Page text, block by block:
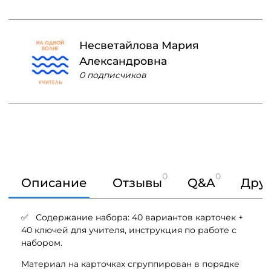
Несветайлова Мария
Александровна
0 подписчиков
Описание Отзывы0 Q&A0
✅ Содержание набора: 40 вариантов карточек +
40 ключей для учителя, инструкция по работе с
набором.
Материал на карточках сгруппирован в порядке